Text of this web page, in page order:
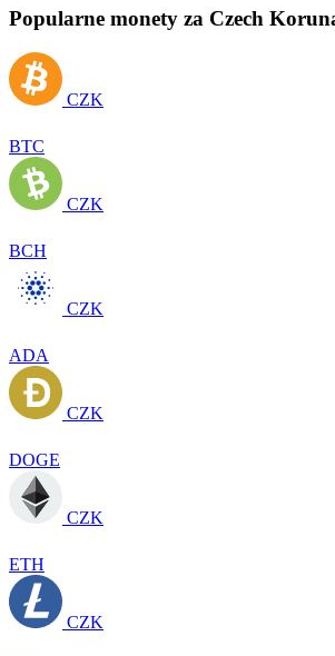
Popularne monety za Czech
CZK
BTC
CZK
BCH
CZK
ADA
CZK
DOGE
CZK
ETH
CZK